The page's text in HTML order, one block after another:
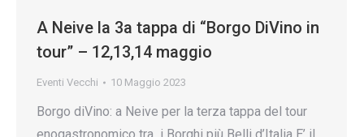
A Neive la 3a tappa di “Borgo DiVino in
tour” – 12,13,14 maggio
Eventi Vecchi 10 Maggio 2023
Borgo diVino: a Neive per la terza tappa del tour